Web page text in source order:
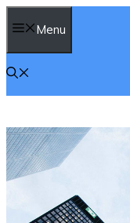
텐
츠
로
건
뛰
기
Menu